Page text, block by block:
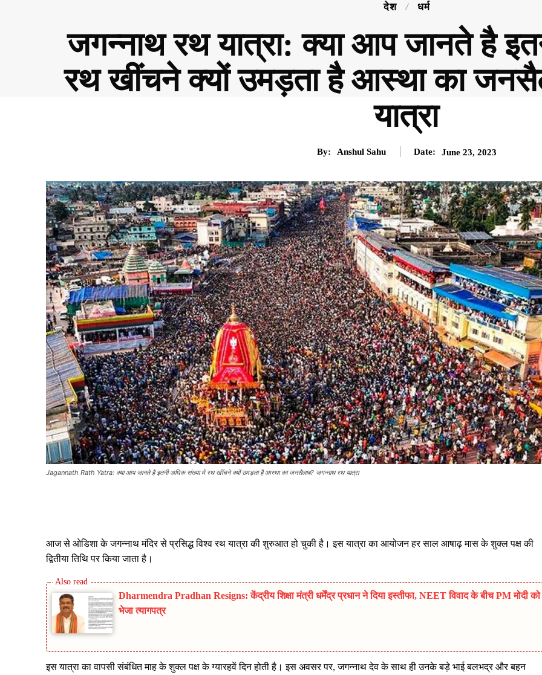
देश धर्म
जगन्नाथ रथ यात्रा: क्या आप जानते है
रथ खींचने क्यों उमड़ता है आस्था का
यात्रा
By: Anshul Sahu Date: June 23, 2023
Jagannath Rath Yatra: क्या आप जानते है इतनी अधिक संख्या में रथ खींचने क्यों उमड़ता है आस्था का जनसैलाब? जगन्नाथ रथ यात्रा
आज से ओडिशा के जगन्नाथ मंदिर से प्रसिद्ध विश्व रथ यात्रा की शुरुआत हो चुकी है। इस यात्रा का आयोजन हर साल आषाढ़ मास के शुक्ल पक्ष की
द्वितीया तिथि पर किया जाता है।
Dharmendra Pradhan Resigns: केंद्रीय शिक्षा मंत्री धर्मेंद्र प्रधान ने दिया इस्तीफा, NEET विवाद के बीच PM मोदी को
भेजा त्यागपत्र
इस यात्रा का वापसी संबंधित माह के शुक्ल पक्ष के ग्यारहवें दिन होती है। इस अवसर पर, जगन्नाथ देव के साथ ही उनके बड़े भाई बलभद्र और बहन